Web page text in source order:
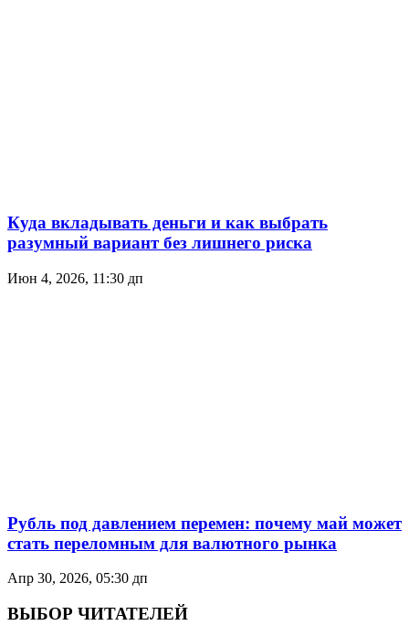
Куда вкладывать деньги и как выбрать
разумный вариант без лишнего риска
Июн 4, 2026, 11:30 дп
Рубль под давлением перемен: почему май может
стать переломным для валютного рынка
Апр 30, 2026, 05:30 дп
ВЫБОР ЧИТАТЕЛЕЙ